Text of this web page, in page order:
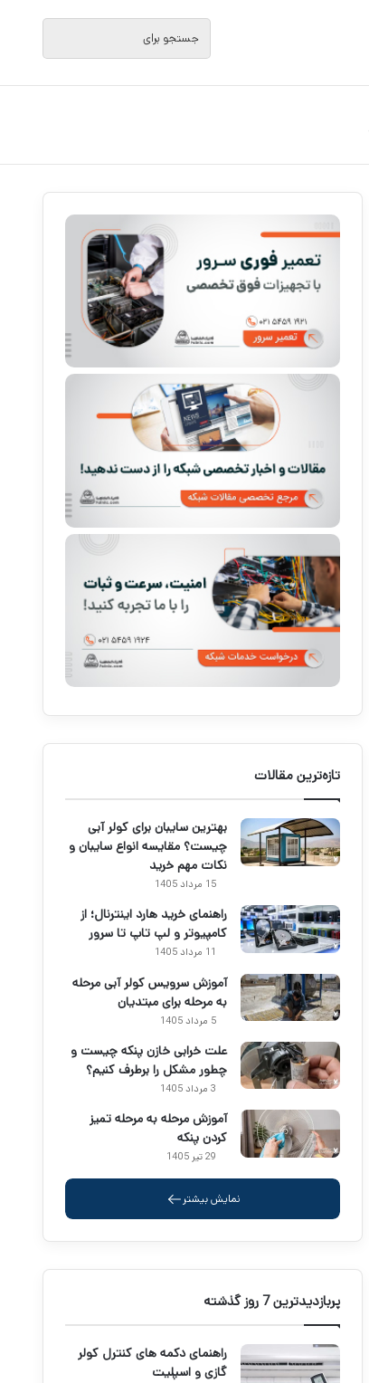
جستجو
تازه‌ترین مقالات
بهترین سایبان برای کولر آبی
چیست؟ مقایسه انواع سایبان و
نکات مهم خرید
15 مرداد 1405
راهنمای خرید هارد اینترنال؛ از
کامپیوتر و لپ تاپ تا سرور
11 مرداد 1405
آموزش سرویس کولر آبی مرحله
به مرحله برای مبتدیان
5 مرداد 1405
علت خرابی خازن پنکه چیست و
چطور مشکل را برطرف کنیم؟
3 مرداد 1405
آموزش مرحله به مرحله تمیز
کردن پنکه
29 تیر 1405
نمایش بیشتر
پربازدیدترین 7 روز گذشته
راهنمای دکمه های کنترل کولر
گازی و اسپلیت